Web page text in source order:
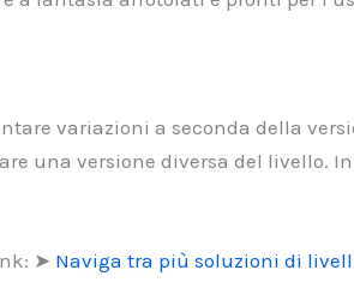
variazioni a seconda della
una versione diversa del livello.
➤ Naviga tra più soluzioni di